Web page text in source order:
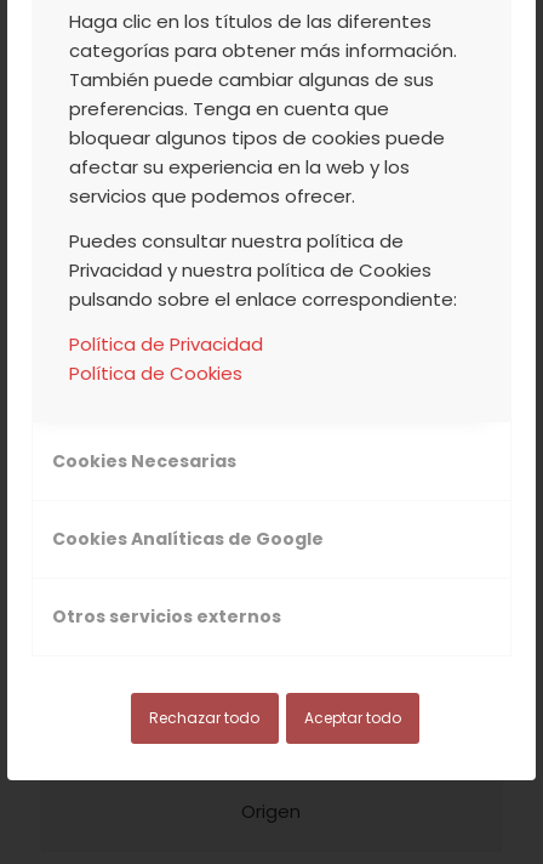
Haga clic en los títulos de las diferentes
categorías para obtener más información.
También puede cambiar algunas de sus
preferencias. Tenga en cuenta que
bloquear algunos tipos de cookies puede
afectar su experiencia en la web y los
servicios que podemos ofrecer.
Puedes consultar nuestra política de
Privacidad y nuestra política de Cookies
pulsando sobre el enlace correspondiente:
Política de Privacidad
Política de Cookies
Cookies Necesarias
Cookies Analíticas de Google
Otros servicios externos
Rechazar todo Aceptar todo
INFORMACIÓN
Denominación
Origen